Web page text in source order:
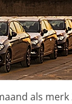
als merk